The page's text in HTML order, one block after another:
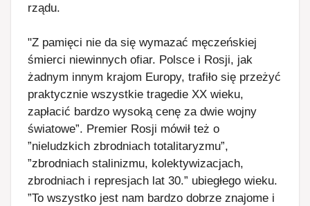
rządu.
"Z pamięci nie da się wymazać męczeńskiej
śmierci niewinnych ofiar. Polsce i Rosji, jak
żadnym innym krajom Europy, trafiło się przeżyć
praktycznie wszystkie tragedie XX wieku,
zapłacić bardzo wysoką cenę za dwie wojny
światowe”. Premier Rosji mówił też o
”nieludzkich zbrodniach totalitaryzmu”,
”zbrodniach stalinizmu, kolektywizacjach,
zbrodniach i represjach lat 30.” ubiegłego wieku.
”To wszystko jest nam bardzo dobrze znajome i